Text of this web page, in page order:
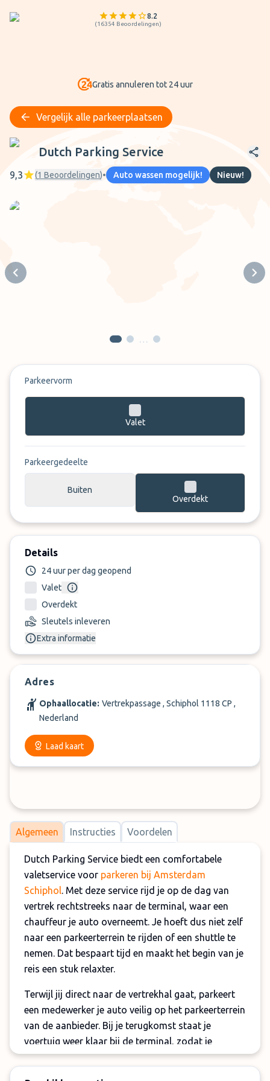
8.2
(16354 Beoordelingen)
Gratis annuleren tot 24 uur
Vergelijk alle parkeerplaatsen
Dutch Parking Service
Dutch Parking Service
9,3 (1 Beoordelingen)• Auto wassen mogelijk! Nieuw!
Previous slide
…
Parkeervorm
Valet
Parkeergedeelte
Buiten
Overdekt
Details
24 uur per dag geopend
Valet
Overdekt
Sleutels inleveren
Extra informatie
Adres
Ophaallocatie: Vertrekpassage , Schiphol 1118 CP ,
Nederland
Laad kaart
Algemeen Instructies Voordelen
Dutch Parking Service biedt een comfortabele
valetservice voor parkeren bij Amsterdam
Schiphol. Met deze service rijd je op de dag van
vertrek rechtstreeks naar de terminal, waar een
chauffeur je auto overneemt. Je hoeft dus niet zelf
naar een parkeerterrein te rijden of een shuttle te
nemen. Dat bespaart tijd en maakt het begin van je
reis een stuk relaxter.
Terwijl jij direct naar de vertrekhal gaat, parkeert
een medewerker je auto veilig op het parkeerterrein
van de aanbieder. Bij je terugkomst staat je
voertuig weer klaar bij de terminal, zodat je
meteen kunt instappen en naar huis kunt rijden. Bij